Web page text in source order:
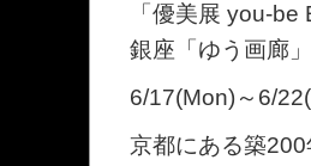
「優美展 you-
銀座「ゆう画廊」
6/17(Mon)～6/
京都にある築